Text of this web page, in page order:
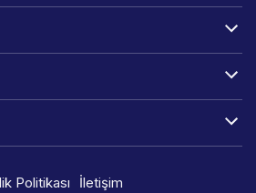
Politikası
İletişim